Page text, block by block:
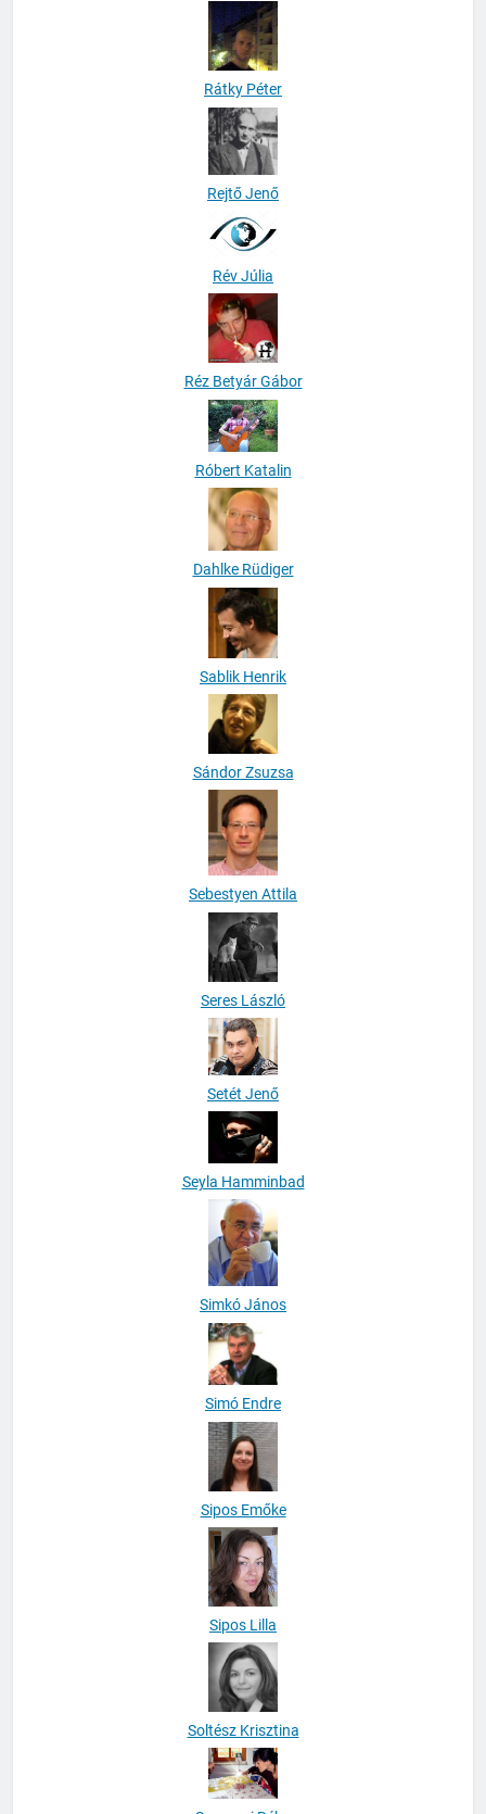
Rátky Péter
Rév Júlia
Réz Betyár Gábor
Róbert Katalin
Dahlke Rüdiger
Sablik Henrik
Sándor Zsuzsa
Sebestyen Attila
Seres László
Setét Jenő
Seyla Hamminbad
Simkó János
Simó Endre
Sipos Emőke
Sipos Lilla
Soltész Krisztina